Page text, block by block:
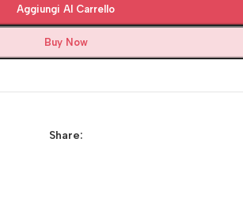
Aggiungi Al Carrello
Buy Now
Share: